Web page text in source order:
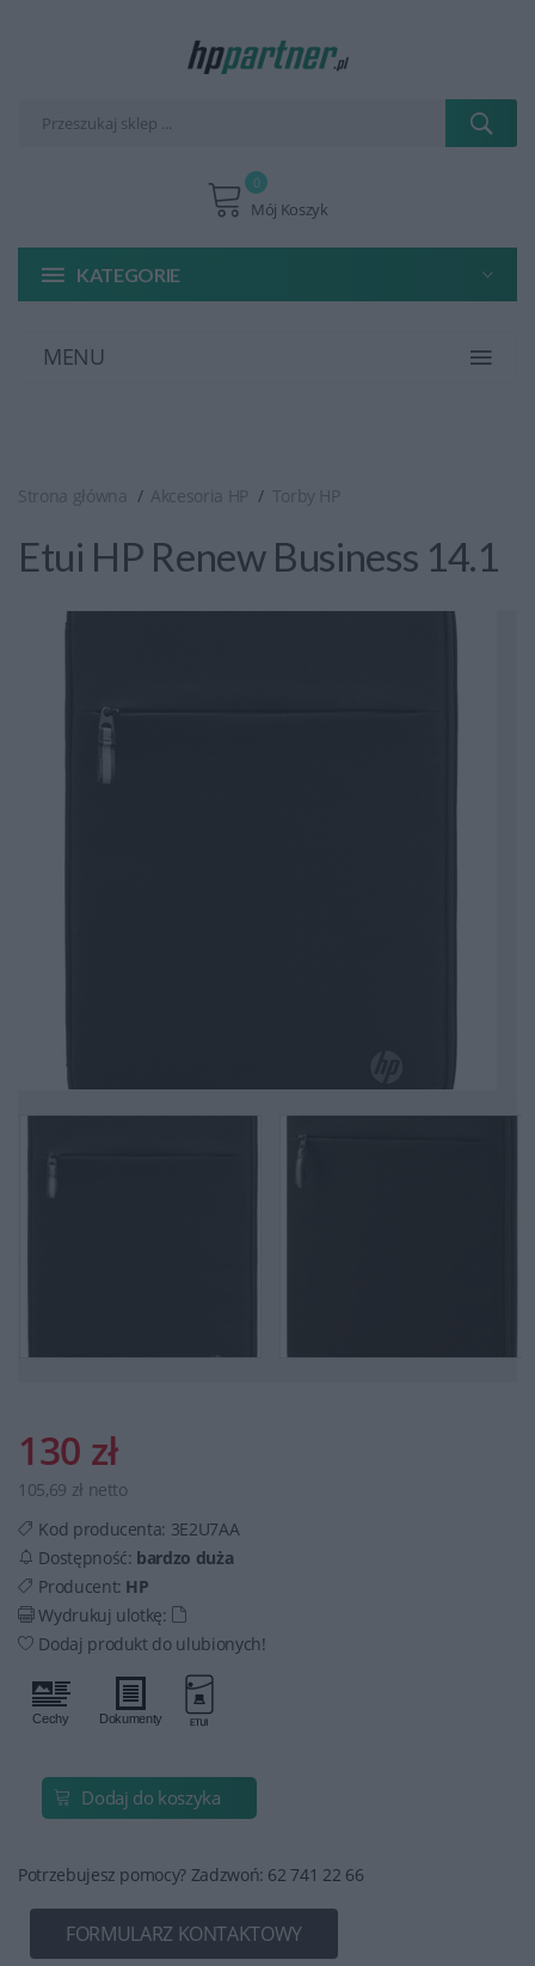
Mój Koszyk
0
KATEGORIE
MENU
Strona główna Akcesoria HP Torby HP
Etui HP Renew Business 14.1
130 zł
105,69 zł netto
Kod producenta: 3E2U7AA
Dostępność: bardzo duża
Producent: HP
Wydrukuj ulotkę:
Dodaj produkt do ulubionych!
Dodaj do koszyka
Potrzebujesz pomocy? Zadzwoń: 62 741 22 66
FORMULARZ KONTAKTOWY